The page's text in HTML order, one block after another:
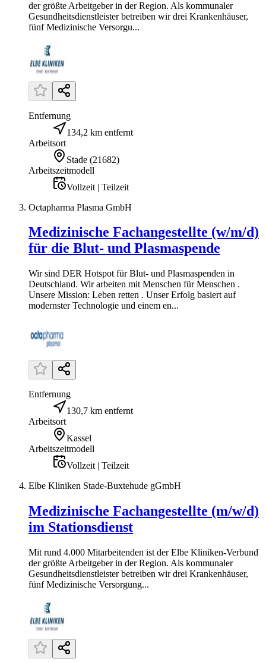
der größte Arbeitgeber in der Region. Als kommunaler
Gesundheitsdienstleister betreiben wir drei Krankenhäuser,
fünf Medizinische Versorgu...
Entfernung
134,2 km entfernt
Arbeitsort
Stade (21682)
Arbeitszeitmodell
Vollzeit | Teilzeit
Octapharma Plasma GmbH
Medizinische Fachangestellte (w/m/d)
für die Blut- und Plasmaspende
Wir sind DER Hotspot für Blut- und Plasmaspenden in
Deutschland. Wir arbeiten mit Menschen für Menschen .
Unsere Mission: Leben retten . Unser Erfolg basiert auf
modernster Technologie und einem en...
Entfernung
130,7 km entfernt
Arbeitsort
Kassel
Arbeitszeitmodell
Vollzeit | Teilzeit
Elbe Kliniken Stade-Buxtehude gGmbH
Medizinische Fachangestellte (m/w/d)
im Stationsdienst
Mit rund 4.000 Mitarbeitenden ist der Elbe Kliniken-Verbund
der größte Arbeitgeber in der Region. Als kommunaler
Gesundheitsdienstleister betreiben wir drei Krankenhäuser,
fünf Medizinische Versorgung...